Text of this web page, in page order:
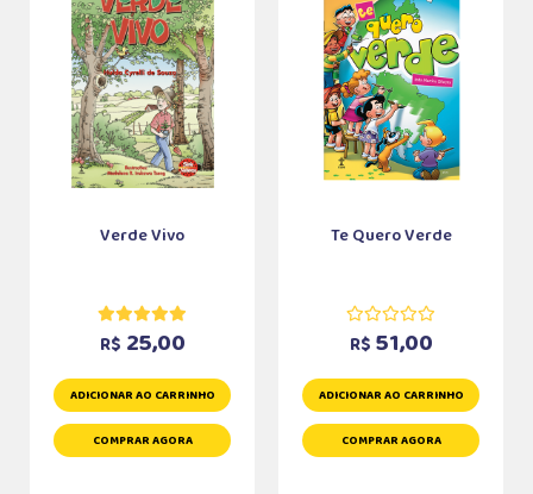
Verde Vivo
R$ 25,00
ADICIONAR AO CARRINHO
COMPRAR AGORA
Te Quero Verde
R$ 51,00
ADICIONAR AO CARRINHO
COMPRAR AGORA